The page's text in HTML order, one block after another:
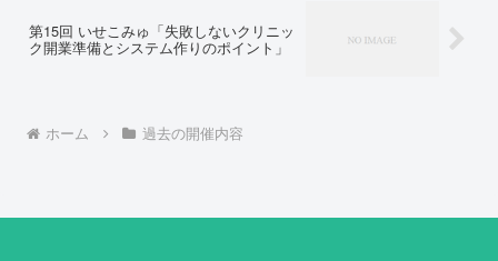
第15回 いせこみゅ「失敗しないクリニッ
ク開業準備とシステム作りのポイント」
ホーム 過去の開催内容